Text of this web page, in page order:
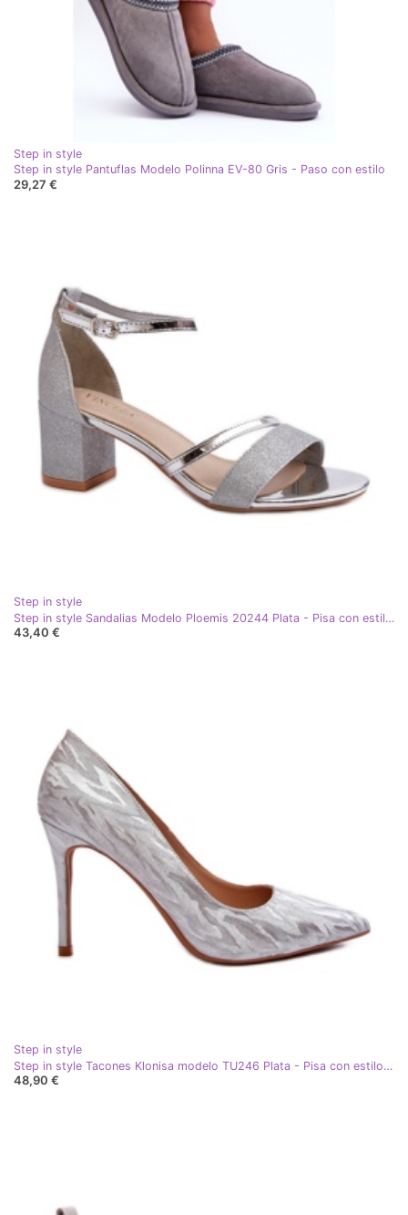
Step in style
Step in style Pantuflas Modelo Polinna EV-80 Gris - Paso con estilo
29,27 €
Step in style
Step in style Sandalias Modelo Ploemis 20244 Plata - Pisa con estilo gris
43,40 €
Step in style
Step in style Tacones Klonisa modelo TU246 Plata - Pisa con estilo gris
48,90 €